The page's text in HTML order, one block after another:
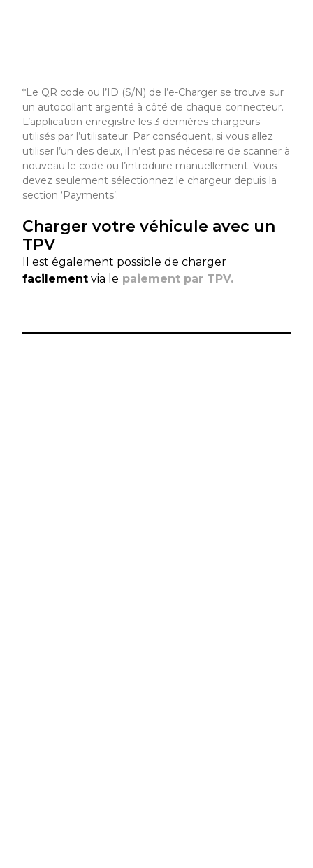
*Le QR code ou l’ID (S/N) de l’e-Charger se trouve sur
un autocollant argenté à côté de chaque connecteur.
L’application enregistre les 3 dernières chargeurs
utilisés par l’utilisateur. Par conséquent, si vous allez
utiliser l’un des deux, il n’est pas nécesaire de scanner à
nouveau le code ou l’introduire manuellement. Vous
devez seulement sélectionnez le chargeur depuis la
section ‘Payments’.
Charger votre véhicule avec un
TPV
Il est également possible de charger
facilement via le paiement par TPV.